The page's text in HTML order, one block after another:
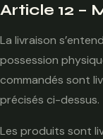
Article 12 –
La livraison
possession
commandés sont
précisés ci-dessus.
Les produits sont